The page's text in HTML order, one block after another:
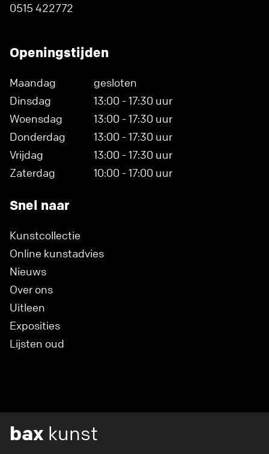
0515 422772
Openingstijden
Maandag
gesloten
Dinsdag
13:00 - 17:30 uur
Woensdag
13:00 - 17:30 uur
Donderdag
13:00 - 17:30 uur
Vrijdag
13:00 - 17:30 uur
Zaterdag
10:00 - 17:00 uur
Snel naar
Kunstcollectie
Online kunstadvies
Nieuws
Over ons
Uitleen
Exposities
Lijsten oud
bax kunst